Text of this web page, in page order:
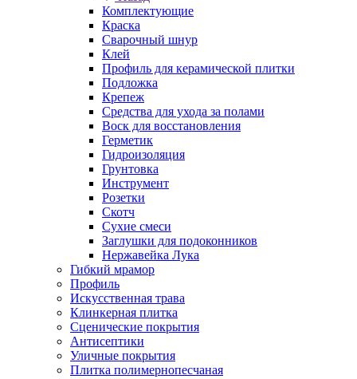
Комплектующие
Краска
Сварочный шнур
Клей
Профиль для керамической плитки
Подложка
Крепеж
Средства для ухода за полами
Воск для восстановления
Герметик
Гидроизоляция
Грунтовка
Инструмент
Розетки
Скотч
Сухие смеси
Заглушки для подоконников
Нержавейка Лука
Гибкий мрамор
Профиль
Искусственная трава
Клинкерная плитка
Сценические покрытия
Антисептики
Уличные покрытия
Плитка полимернопесчаная